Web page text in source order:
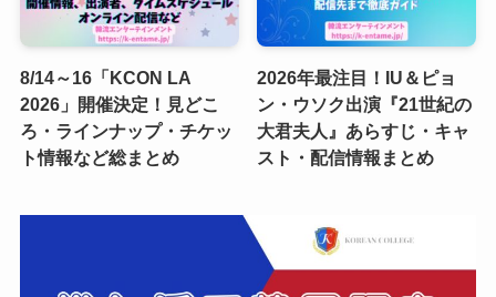
8/14～16「KCON LA
2026」開催決定！見どこ
ろ・ラインナップ・チケッ
ト情報など総まとめ
2026年最注目！IU＆ピョ
ン・ウソク出演『21世紀の
大君夫人』あらすじ・キャ
スト・配信情報まとめ